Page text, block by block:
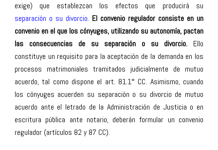
exige) que establezcan los efectos que producirá su
separación o su divorcio. El convenio regulador consiste en un
convenio en el que los cónyuges, utilizando su autonomía, pactan
las consecuencias de su separación o su divorcio. Ello
constituye un requisito para la aceptación de la demanda en los
procesos matrimoniales tramitados judicialmente de mutuo
acuerdo, tal como dispone el art. 81.1° CC. Asimismo, cuando
los cónyuges acuerden su separación o su divorcio de mutuo
acuerdo ante el letrado de la Administración de Justicia o en
escritura pública ante notario, deberán formular un convenio
regulador (artículos 82 y 87 CC).